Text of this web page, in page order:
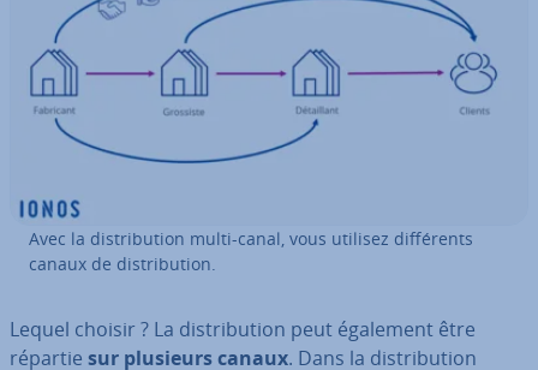
Avec la dis­tri­bu­tion multi-canal, vous utilisez dif­fé­rents
canaux de dis­tri­bu­tion.
Lequel choisir ? La dis­tri­bu­tion peut également être
répartie sur plusieurs canaux. Dans la dis­tri­bu­tion